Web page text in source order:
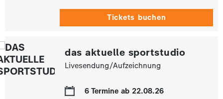
Tickets buchen
das aktuelle sportstudio
Livesendung/Aufzeichnung
6 Termine ab 22.08.26